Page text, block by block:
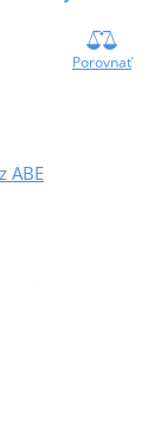
Porovnať
ABE